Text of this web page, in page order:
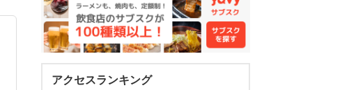
アクセスランキング